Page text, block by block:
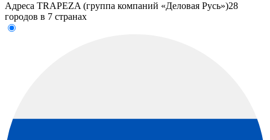
Адреса TRAPEZA (группа компаний «Деловая Русь»)28
городов в 7 странах